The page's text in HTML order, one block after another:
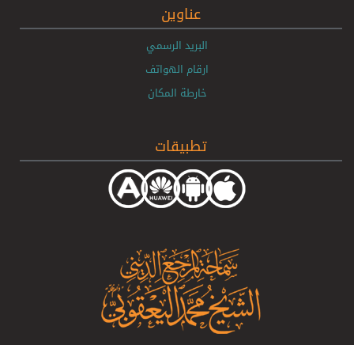
عناوين
البريد الرسمي
ارقام الهواتف
خارطة المكان
تطبيقات